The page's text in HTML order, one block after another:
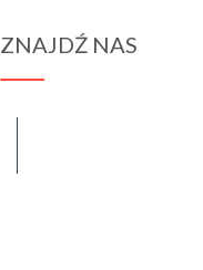
ZNAJDŹ NAS